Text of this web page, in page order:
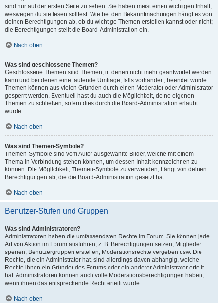
sind nur auf der ersten Seite zu sehen. Sie haben meist einen wichtigen Inhalt,
weswegen du sie lesen solltest. Wie bei den Bekanntmachungen hängt es von
deinen Berechtigungen ab, ob du wichtige Themen erstellen kannst oder nicht;
die Berechtigungen stellt die Board-Administration ein.
Nach oben
Was sind geschlossene Themen?
Geschlossene Themen sind Themen, in denen nicht mehr geantwortet werden
kann und bei denen eine laufende Umfrage, falls vorhanden, beendet wurde.
Themen können aus vielen Gründen durch einen Moderator oder Administrator
gesperrt werden. Eventuell hast du auch die Möglichkeit, deine eigenen
Themen zu schließen, sofern dies durch die Board-Administration erlaubt
wurde.
Nach oben
Was sind Themen-Symbole?
Themen-Symbole sind vom Autor ausgewählte Bilder, welche mit einem
Thema in Verbindung stehen können, um dessen Inhalt kennzeichnen zu
können. Die Möglichkeit, Themen-Symbole zu verwenden, hängt von deinen
Berechtigungen ab, die die Board-Administration gesetzt hat.
Nach oben
Benutzer-Stufen und Gruppen
Was sind Administratoren?
Administratoren haben die umfassendsten Rechte im Forum. Sie können jede
Art von Aktion im Forum ausführen; z. B. Berechtigungen setzen, Mitglieder
sperren, Benutzergruppen erstellen, Moderationsrechte vergeben usw. Die
Rechte, die ein Administrator hat, sind allerdings davon abhängig, welche
Rechte ihnen ein Gründer des Forums oder ein anderer Administrator erteilt
hat. Administratoren können auch volle Moderationsberechtigungen haben,
wenn ihnen das entsprechende Recht erteilt wurde.
Nach oben